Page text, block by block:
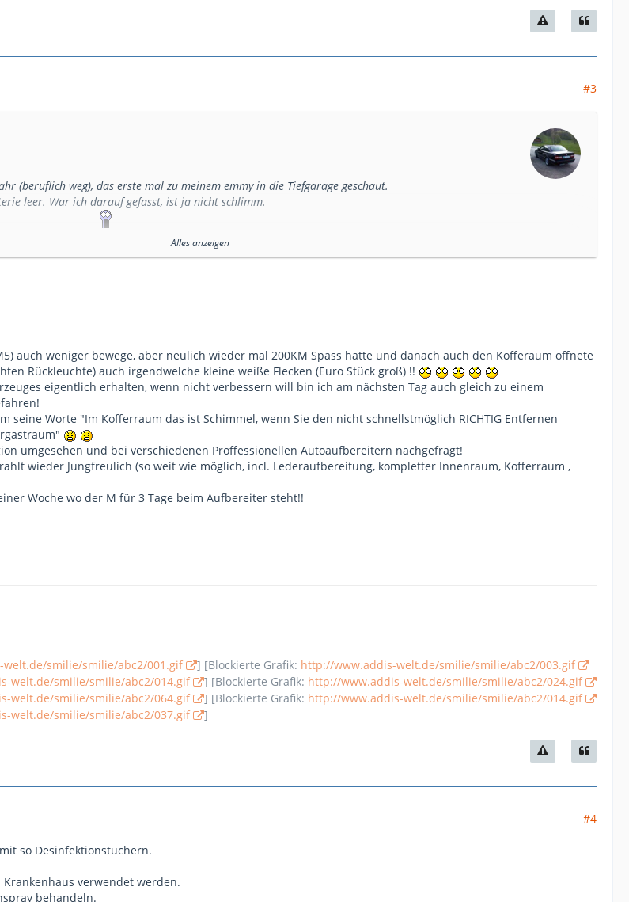
#3
(beruflich weg), das erste mal zu meinem emmy in die Tiefgarage geschaut.
leer. War ich darauf gefasst, ist ja nicht schlimm.
Ein kompletter weißer Schimmelfilm hat sich über das ganze Leder gezogen!
ja nie wieder in den Griff und meinen Zwerg könnt ich auch nie wieder mitnehmen!
Alles anzeigen
auch weniger bewege, aber neulich wieder mal 200KM Spass hatte und danach auch den Kofferaum öffnete
Rückleuchte) auch irgendwelche kleine weiße Flecken (Euro Stück groß) !!
eigentlich erhalten, wenn nicht verbessern will bin ich am nächsten Tag auch gleich zu einem
seine Worte "Im Kofferraum das ist Schimmel, wenn Sie den nicht schnellstmöglich RICHTIG Entfernen
umgesehen und bei verschiedenen Proffessionellen Autoaufbereitern nachgefragt!
wieder Jungfreulich (so weit wie möglich, incl. Lederaufbereitung, kompletter Innenraum, Kofferraum ,
Woche wo der M für 3 Tage beim Aufbereiter steht!!
smilie/smilie/abc2/001.gif ] [Blockierte Grafik: http://www.addis-welt.de/smilie/smilie/abc2/003.gif
welt.de/smilie/smilie/abc2/014.gif ] [Blockierte Grafik: http://www.addis-welt.de/smilie/smilie/abc2/024.gif
welt.de/smilie/smilie/abc2/064.gif ] [Blockierte Grafik: http://www.addis-welt.de/smilie/smilie/abc2/014.gif
welt.de/smilie/smilie/abc2/037.gif ]
#4
so Desinfektionstüchern.
verwendet werden.
behandeln.